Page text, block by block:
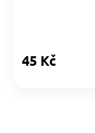
45 Kč